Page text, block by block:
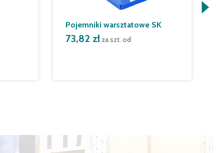
Pojemniki warsztatowe SK
73,82 złza szt. od